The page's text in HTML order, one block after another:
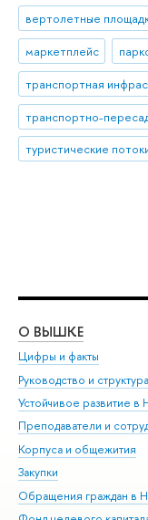
вертолетные
маркетплейс
транспортная
туристические
О ВЫШКЕ
Цифры и факты
Руководство и структура
Устойчивое развитие
Преподаватели и
Корпуса и общежития
Закупки
Обращения граждан в